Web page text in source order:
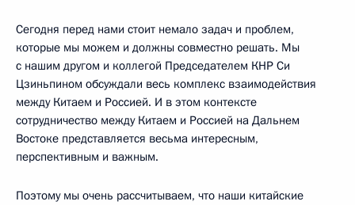
Сегодня перед нами стоит немало задач и проблем,
которые мы можем и должны совместно решать. Мы
с нашим другом и коллегой Председателем КНР Си
Цзиньпином обсуждали весь комплекс взаимодействия
между Китаем и Россией. И в этом контексте
сотрудничество между Китаем и Россией на Дальнем
Востоке представляется весьма интересным,
перспективным и важным.
Поэтому мы очень рассчитываем, что наши китайские